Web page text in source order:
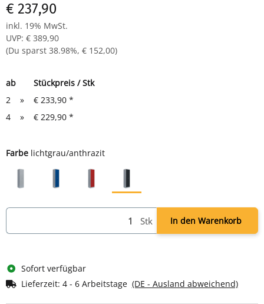
pulverbeschichtet
Komplett montiert und verschweißt - sofort einsatzbereit
€ 237,90
inkl. 19% MwSt.
UVP: € 389,90
(Du sparst 38.98%, € 152,00)
ab
Stückpreis / Stk
2
» € 233,90 *
4
» € 229,90 *
Farbe lichtgrau/anthrazit
Stk In den Warenkorb
Sofort verfügbar
Lieferzeit: 4 - 6 Arbeitstage (DE - Ausland abweichend)